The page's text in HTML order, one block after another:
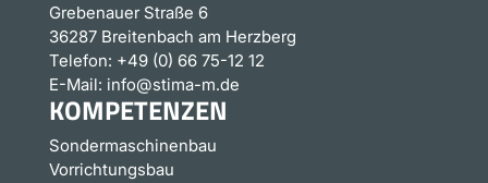
Grebenauer Straße 6
36287 Breitenbach am Herzberg
Telefon: +49 (0) 66 75-12 12
E-Mail: info@stima-m.de
KOMPETENZEN
Sondermaschinenbau
Vorrichtungsbau